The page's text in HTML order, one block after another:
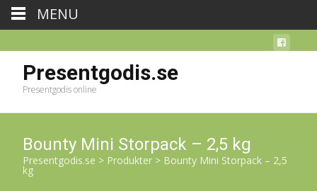
Presentgodis.se
Presentgodis online
Bounty Mini Storpack – 2,5 kg
Presentgodis.se > Produkter > Bounty Mini Storpack – 2,5
kg
MENU